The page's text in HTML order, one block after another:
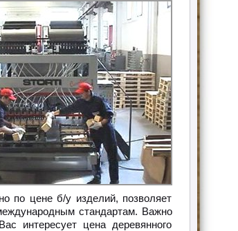
по цене б/у изделий, позволяет
стандартам. Важно
интересует цена деревянного